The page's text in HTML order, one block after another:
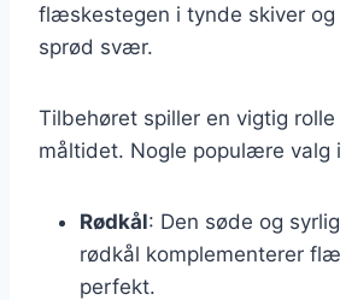
flæskestegen i tynde skiver og
sprød svær.
Tilbehøret spiller en vigtig
måltidet. Nogle populære valg
Rødkål: Den søde og
rødkål komplementerer
perfekt.